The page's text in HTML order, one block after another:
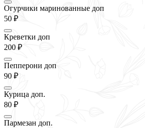
Огурчики маринованные доп
50 ₽
Креветки доп
200 ₽
Пепперони доп
90 ₽
Курица доп.
80 ₽
Пармезан доп.